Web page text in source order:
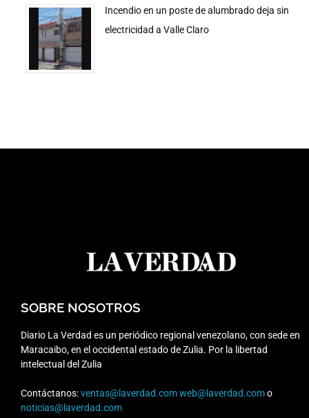
Incendio en un poste de alumbrado deja sin
electricidad a Valle Claro
SOBRE NOSOTROS
Diario La Verdad es un periódico regional venezolano, con sede en
Maracaibo, en el occidental estado de Zulia. Por la libertad
intelectual del Zulia
Contáctanos:ventas@laverdad.comweb@laverdad.como
noticias@laverdad.com